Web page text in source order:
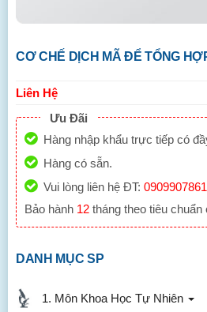
CƠ CHẾ DỊCH MÃ ĐỂ TỔNG
Liên Hệ
Ưu Đãi
Hàng nhập khẩu trực tiếp có
Hàng có sẵn.
Vui lòng liên hệ ĐT: 0909907861
Bảo hành 12 tháng theo tiêu chuẩn
DANH MỤC SP
1. Môn Khoa Học Tự Nhiên